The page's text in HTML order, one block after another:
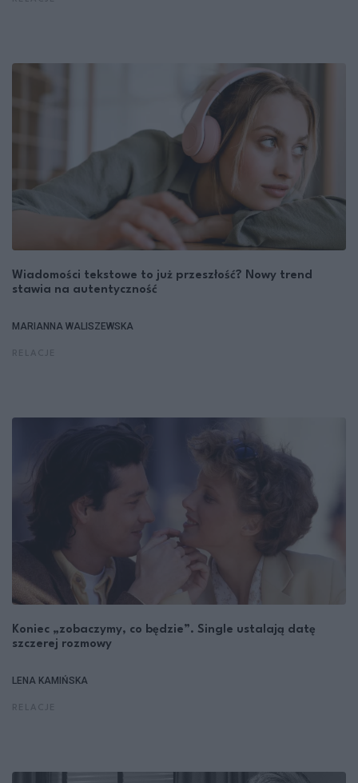
Wiadomości tekstowe to już przeszłość? Nowy trend
stawia na autentyczność
MARIANNA WALISZEWSKA
Koniec „zobaczymy, co będzie”. Single ustalają datę
szczerej rozmowy
LENA KAMIŃSKA